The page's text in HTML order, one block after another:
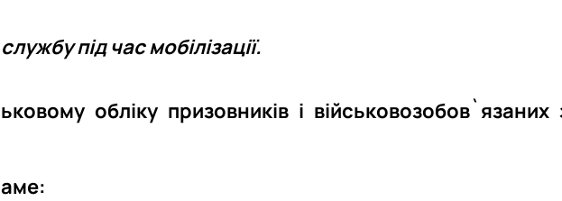
під час мобілізації.
обліку призовників і військовозобов`язаних